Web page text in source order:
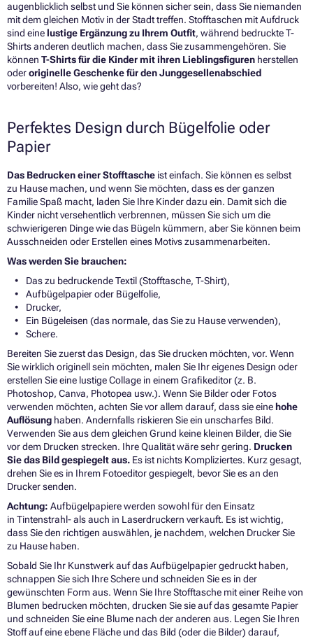
augenblicklich selbst und Sie können sicher sein, dass Sie niemanden
mit dem gleichen Motiv in der Stadt treffen. Stofftaschen mit Aufdruck
sind eine lustige Ergänzung zu Ihrem Outfit, während bedruckte T-
Shirts anderen deutlich machen, dass Sie zusammengehören. Sie
können T-Shirts für die Kinder mit ihren Lieblingsfiguren herstellen
oderoriginelle Geschenke für den Junggesellenabschied
vorbereiten! Also, wie geht das?
Perfektes Design durch Bügelfolie oder
Papier
Das Bedrucken einer Stofftasche ist einfach. Sie können es selbst
zu Hause machen, und wenn Sie möchten, dass es der ganzen
Familie Spaß macht, laden Sie Ihre Kinder dazu ein. Damit sich die
Kinder nicht versehentlich verbrennen, müssen Sie sich um die
schwierigeren Dinge wie das Bügeln kümmern, aber Sie können beim
Ausschneiden oder Erstellen eines Motivs zusammenarbeiten.
Was werden Sie brauchen:
Das zu bedruckende Textil (Stofftasche, T-Shirt),
Aufbügelpapier oder Bügelfolie,
Drucker,
Ein Bügeleisen (das normale, das Sie zu Hause verwenden),
Schere.
Bereiten Sie zuerst das Design, das Sie drucken möchten, vor. Wenn
Sie wirklich originell sein möchten, malen Sie Ihr eigenes Design oder
erstellen Sie eine lustige Collage in einem Grafikeditor (z. B.
Photoshop, Canva, Photopea usw.). Wenn Sie Bilder oder Fotos
verwenden möchten, achten Sie vor allem darauf, dass sie eine hohe
Auflösung haben. Andernfalls riskieren Sie ein unscharfes Bild.
Verwenden Sie aus dem gleichen Grund keine kleinen Bilder, die Sie
vor dem Drucken strecken. Ihre Qualität wäre sehr gering. Drucken
Sie das Bild gespiegelt aus. Es ist nichts Kompliziertes. Kurz gesagt,
drehen Sie es in Ihrem Fotoeditor gespiegelt, bevor Sie es an den
Drucker senden.
Achtung: Aufbügelpapiere werden sowohl für den Einsatz
in Tintenstrahl- als auch in Laserdruckern verkauft. Es ist wichtig,
dass Sie den richtigen auswählen, je nachdem, welchen Drucker Sie
zu Hause haben.
Sobald Sie Ihr Kunstwerk auf das Aufbügelpapier gedruckt haben,
schnappen Sie sich Ihre Schere und schneiden Sie es in der
gewünschten Form aus. Wenn Sie Ihre Stofftasche mit einer Reihe von
Blumen bedrucken möchten, drucken Sie sie auf das gesamte Papier
und schneiden Sie eine Blume nach der anderen aus. Legen Sie Ihren
Stoff auf eine ebene Fläche und das Bild (oder die Bilder) darauf,